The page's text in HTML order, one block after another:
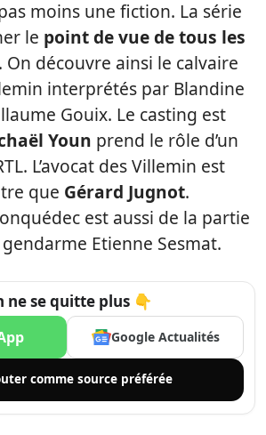
moins une fiction. La série
le point de vue de tous les
. On découvre ainsi le calvaire
interprétés par Blandine
Gouix. Le casting est
Youn prend le rôle d’un
L’avocat des Villemin est
que Gérard Jugnot.
est aussi de la partie
Etienne Sesmat.
ne se quitte plus 👇
Google Actualités
comme source préférée